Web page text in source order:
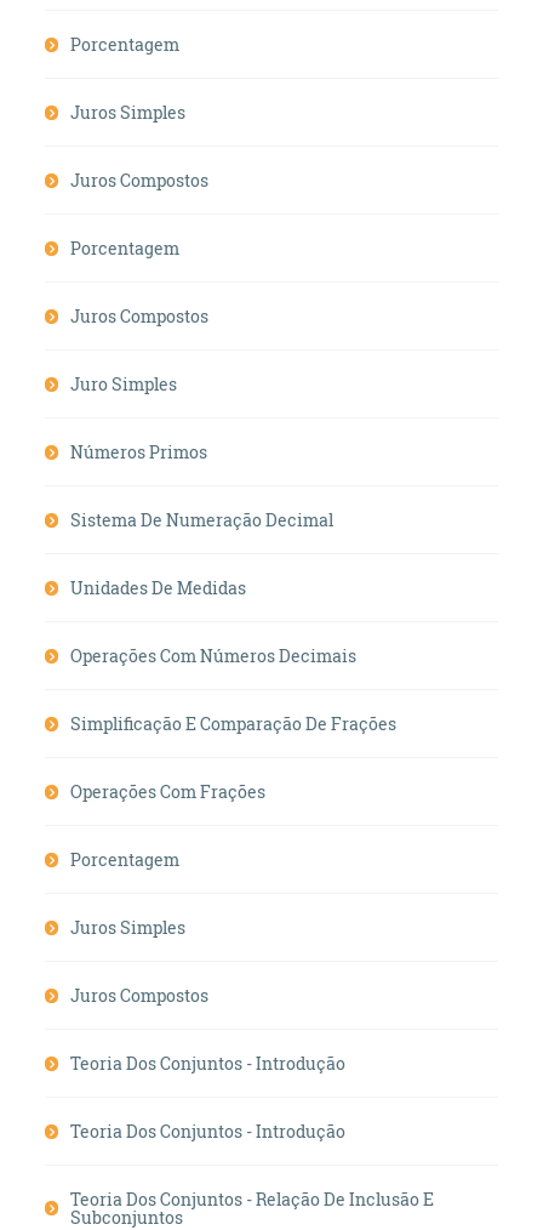
Porcentagem
Juros Simples
Juros Compostos
Porcentagem
Juros Compostos
Juro Simples
Números Primos
Sistema De Numeração Decimal
Unidades De Medidas
Operações Com Números Decimais
Simplificação E Comparação De Frações
Operações Com Frações
Porcentagem
Juros Simples
Juros Compostos
Teoria Dos Conjuntos - Introdução
Teoria Dos Conjuntos - Introdução
Teoria Dos Conjuntos - Relação De Inclusão E
Subconjuntos